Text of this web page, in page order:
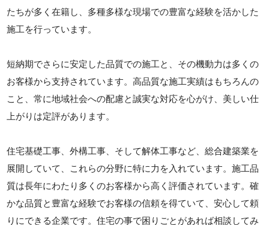
たちが多く在籍し、多種多様な現場での豊富な経験を活かした
施工を行っています。
短納期でさらに安定した品質での施工と、その機動力は多くの
お客様から支持されています。高品質な施工実績はもちろんの
こと、常に地域社会への配慮と誠実な対応を心がけ、美しい仕
上がりは定評があります。
住宅基礎工事、外構工事、そして解体工事など、総合建築業を
展開していて、これらの分野に特に力を入れています。施工品
質は長年にわたり多くのお客様から高く評価されています。確
かな品質と豊富な経験でお客様の信頼を得ていて、安心して頼
りにできる企業です。住宅の事で困りごとがあれば相談してみ